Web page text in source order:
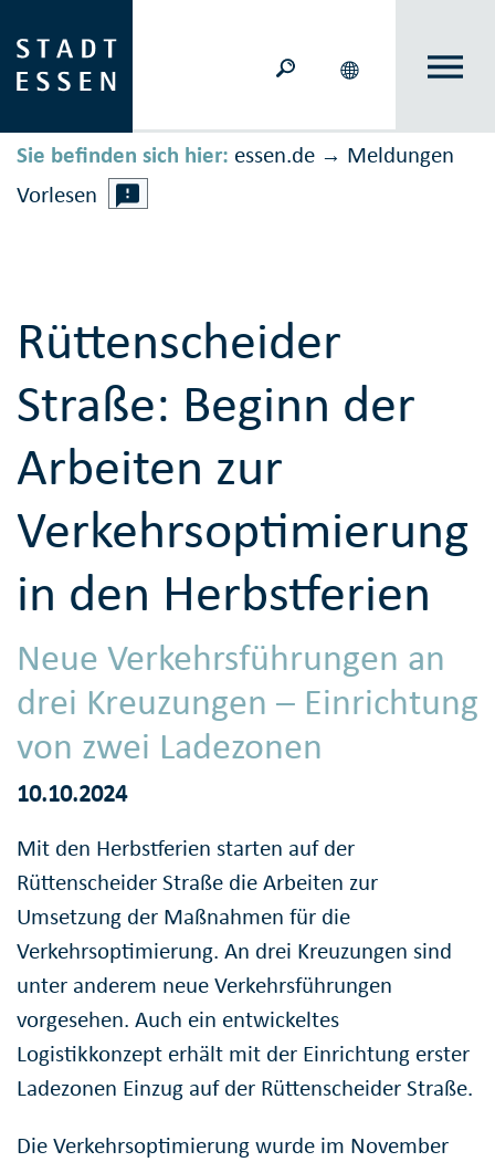
Sie befinden sich hier: essen.de → Meldungen
Vorlesen
Rüttenscheider
Straße: Beginn der
Arbeiten zur
Verkehrsoptimierung
in den Herbstferien
Neue Verkehrsführungen an
drei Kreuzungen – Einrichtung
von zwei Ladezonen
10.10.2024
Mit den Herbstferien starten auf der
Rüttenscheider Straße die Arbeiten zur
Umsetzung der Maßnahmen für die
Verkehrsoptimierung. An drei Kreuzungen sind
unter anderem neue Verkehrsführungen
vorgesehen. Auch ein entwickeltes
Logistikkonzept erhält mit der Einrichtung erster
Ladezonen Einzug auf der Rüttenscheider Straße.
Die Verkehrsoptimierung wurde im November